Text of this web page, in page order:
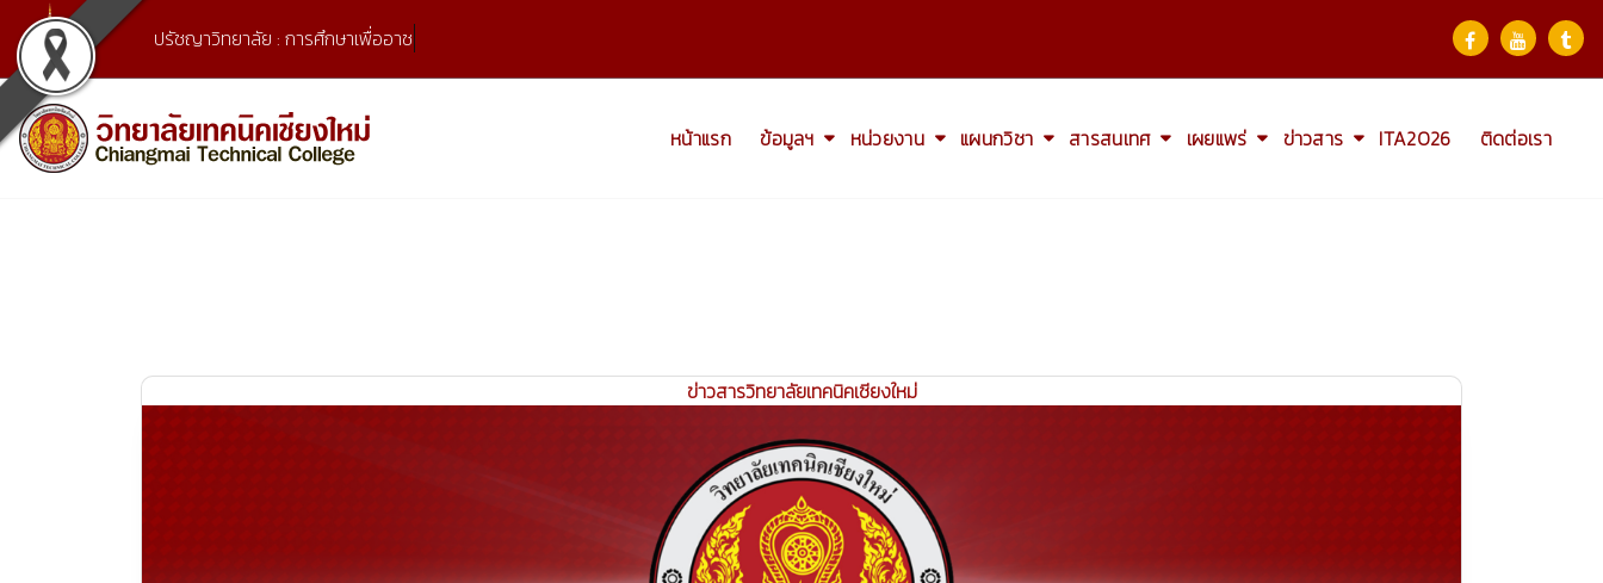
content
ปรัชญาวิทยาลัย : การศึกษาเพื่ออาชีพ และพัฒ
หน้าแรก ข้อมูลฯ หน่วยงาน แผนกวิชา สารสนเทศ เผยแพร่ ข่าวสาร ITA2026 ติดต่อเรา
ข่าวสารวิทยาลัยเทคนิคเชียงใหม่